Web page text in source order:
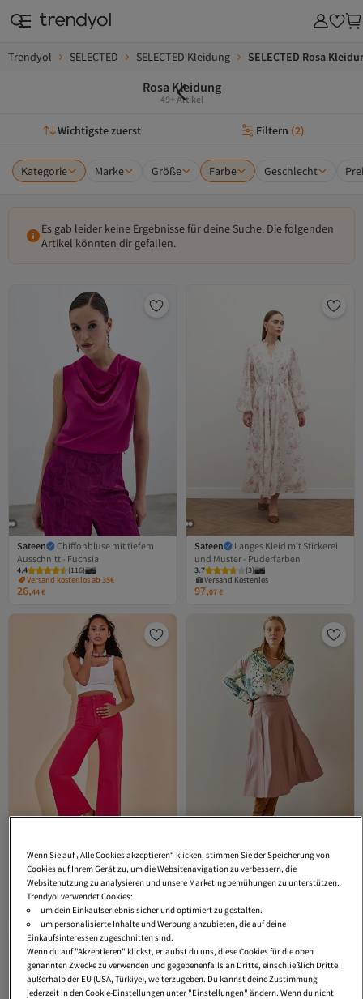
Trendyol SELECTED SELECTED Kleidung SELECTED Rosa
Rosa Kleidung
49+ Artikel
Wichtigste zuerst Filtern (2)
Kategorie Marke Größe Farbe Geschlecht
Es gab leider keine Ergebnisse für deine Suche. Die folgenden
Artikel könnten dir gefallen.
Sateen
Chiffonbluse mit tiefem
Ausschnitt - Fuchsia
4.4 (116)
Versand kostenlos ab 35€
26,44€
Sateen
Langes Kleid mit Stickerei
und Muster - Puderfarben
3.7 (3)
Versand Kostenlos
Gratis Versand
Versand Kostenlos
97,07€
XHAN
Damen-Jeans mit hoher
Taille und Tasche in Fuchsia, 2YZK5-
12774-07
Versand kostenlos ab 35€
20, €
XHAN
Puderfarbener Lederrock
mit dickem Gürtel und Volants
25,79€
Wenn Sie auf „Alle Cookies akzeptieren“ klicken, stimmen Sie der Speicherung von
Cookies auf Ihrem Gerät zu, um die Websitenavigation zu verbessern, die
Websitenutzung zu analysieren und unsere Marketingbemühungen zu unterstützen.
Trendyol verwendet Cookies:
um dein Einkaufserlebnis sicher und optimiert zu gestalten.
um personalisierte Inhalte und Werbung anzubieten, die auf deine
Einkaufsinteressen zugeschnitten sind.
Wenn du auf "Akzeptieren" klickst, erlaubst du uns, diese Cookies für die oben
genannten Zwecke zu verwenden und gegebenenfalls an Dritte, einschließlich Dritte
außerhalb der EU (USA, Türkiye), weiterzugeben. Du kannst deine Zustimmung
jederzeit in den Cookie-Einstellungen unter "Einstellungen" ändern. Wenn du nicht